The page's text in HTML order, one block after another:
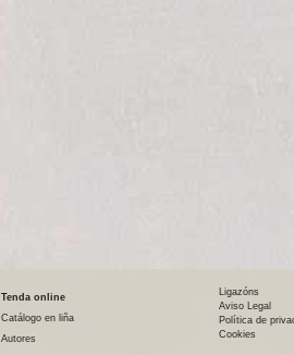
Tenda online
Catálogo en liña
Autores
Ligazóns
Aviso Legal
Política de
Cookies